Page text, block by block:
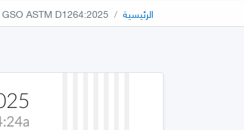
الرئيسية GSO ASTM D1264:2025